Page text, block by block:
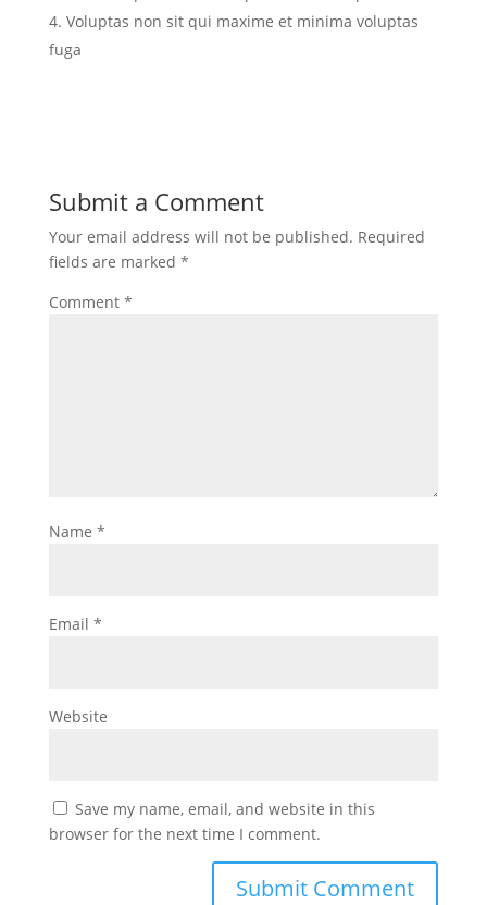
Voluptas non sit qui maxime et minima voluptas
fuga
Submit a Comment
Your email address will not be published. Required
fields are marked *
Comment *
Name *
Email *
Website
Save my name, email, and website in this
browser for the next time I comment.